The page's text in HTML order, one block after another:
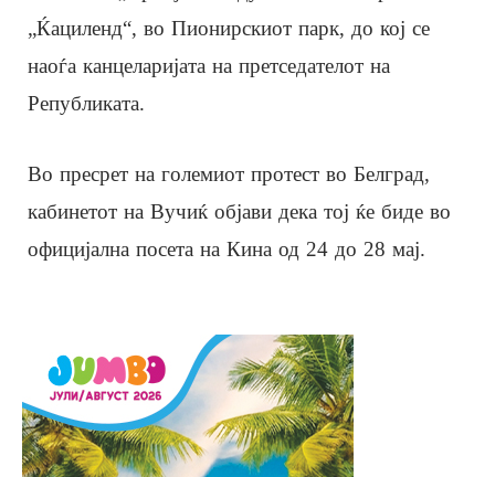
„Ќациленд“, во Пионирскиот парк, до кој се
наоѓа канцеларијата на претседателот на
Републиката.
Во пресрет на големиот протест во Белград,
кабинетот на Вучиќ објави дека тој ќе биде во
официјална посета на Кина од 24 до 28 мај.